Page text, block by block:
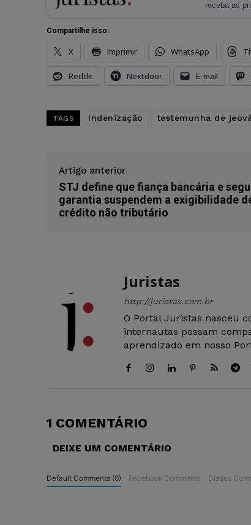
receba as
Compartilhe isso:
X Imprimir WhatsApp
Reddit Nextdoor E-mail
TAGS Indenização testemunha de
Artigo anterior
STJ define que fiança bancária e
garantia suspendem a exigibilidade
crédito não tributário
Juristas
http://juristas.com.br
O Portal Juristas nasceu
internautas possam
aprendizado em nosso
1 COMENTÁRIO
DEIXE UM COMENTÁRIO
Default Comments (0) Facebook Comments Disqus